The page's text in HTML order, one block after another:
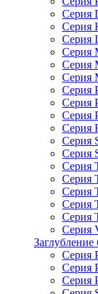
Серия
Серия
Серия
Серия
Серия
Серия
Серия
Серия
Серия
Серия
Серия
Серия
Серия
Серия
Серия
Серия
Серия
Серия
Заглубление
Серия
Серия
Серия